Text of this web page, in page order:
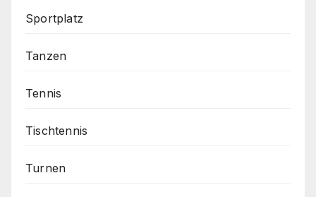
Sportplatz
Tanzen
Tennis
Tischtennis
Turnen